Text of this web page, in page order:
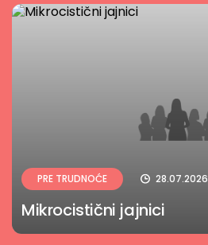
PRE TRUDNOĆE 28.07.2026
Mikrocistični jajnici